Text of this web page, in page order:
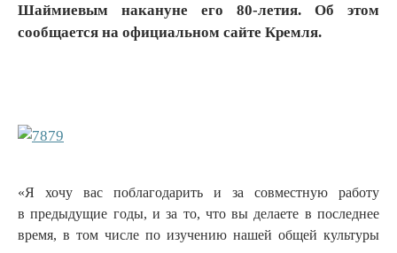
Шаймиевым накануне его 80-летия. Об этом
сообщается на официальном сайте Кремля.
«Я хочу вас поблагодарить и за совместную работу
в предыдущие годы, и за то, что вы делаете в последнее
время, в том числе по изучению нашей общей культуры